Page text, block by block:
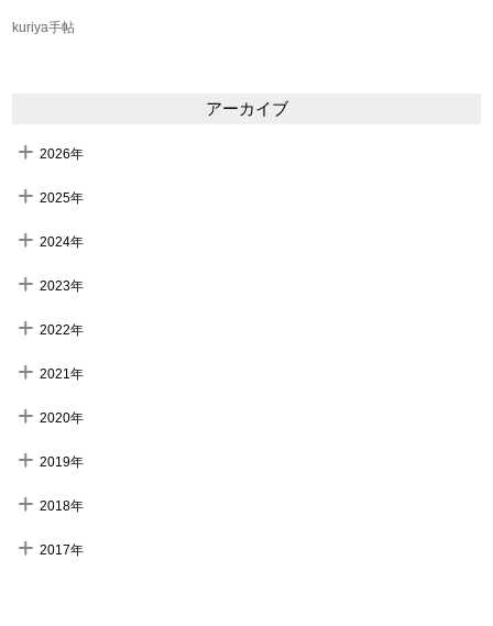
kuriya手帖
アーカイブ
2026年
2025年
2024年
2023年
2022年
2021年
2020年
2019年
2018年
2017年